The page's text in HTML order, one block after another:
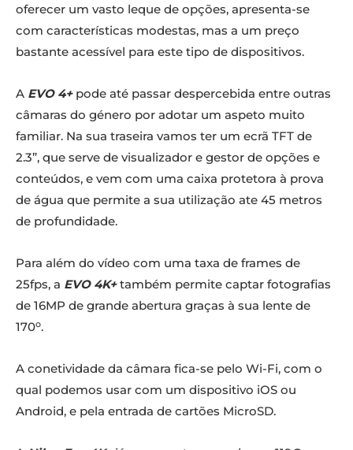
oferecer um vasto leque de opções, apresenta-se
com características modestas, mas a um preço
bastante acessível para este tipo de dispositivos.
A EVO 4+pode até passar despercebida entre outras
câmaras do género por adotar um aspeto muito
familiar. Na sua traseira vamos ter um ecrã TFT de
2.3”, que serve de visualizador e gestor de opções e
conteúdos, e vem com uma caixa protetora à prova
de água que permite a sua utilização ate 45 metros
de profundidade.
Para além do vídeo com uma taxa de frames de
25fps, a EVO 4K+também permite captar fotografias
de 16MP de grande abertura graças à sua lente de
170o.
A conetividade da câmara fica-se pelo Wi-Fi, com o
qual podemos usar com um dispositivo iOS ou
Android, e pela entrada de cartões MicroSD.